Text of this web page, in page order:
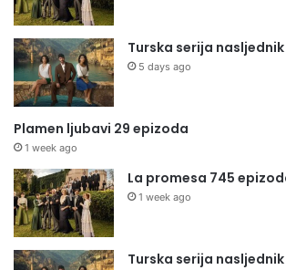
Turska serija
5 days ago
Plamen ljubavi 29 epizoda
1 week ago
La promesa 745
1 week ago
Turska serija